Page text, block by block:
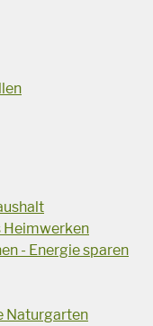
Heimwerken
- Energie sparen
Naturgarten